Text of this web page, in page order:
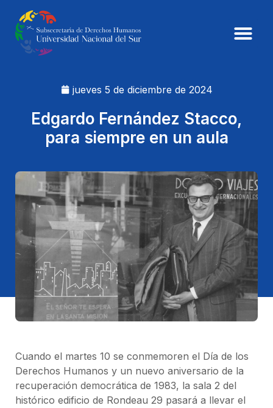
jueves 5 de diciembre de 2024
Edgardo Fernández Stacco,
para siempre en un aula
Cuando el martes 10 se conmemoren el Día de los
Derechos Humanos y un nuevo aniversario de la
recuperación democrática de 1983, la sala 2 del
histórico edificio de Rondeau 29 pasará a llevar el